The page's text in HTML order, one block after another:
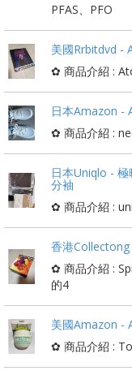
PFAS、PFO
美國Rrbitdvd -
✿ 商品介紹 :
日本Amazon -
✿ 商品介紹 :
日本Uniqlo -
分袖
✿ 商品介紹 :
香港
✿ 商品介紹 :
的4
美國Amazon -
✿ 商品介紹 :